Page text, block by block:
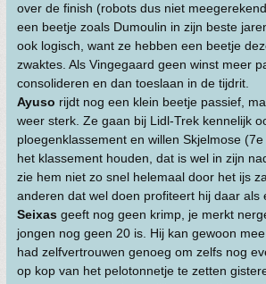
over de finish (robots dus niet
een beetje zoals Dumoulin in zijn beste
ook logisch, want ze hebben een beetje
zwaktes. Als Vingegaard geen winst meer
consolideren en dan toeslaan in de tijdrit.
Ayuso rijdt nog een klein beetje passief,
weer sterk. Ze gaan bij Lidl-Trek kennelijk
ploegenklassement en willen Skjelmose
het klassement houden, dat is wel in zijn
zie hem niet zo snel helemaal door het ijs
anderen dat wel doen profiteert hij daar als
Seixas geeft nog geen krimp, je merkt
jongen nog geen 20 is. Hij kan gewoon
had zelfvertrouwen genoeg om zelfs nog
op kop van het pelotonnetje te zetten